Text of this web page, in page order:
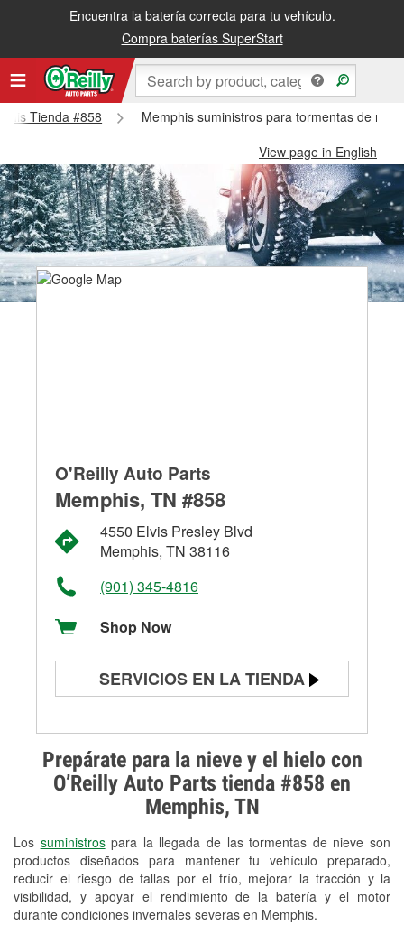
Encuentra la batería correcta para tu vehículo.
Compra baterías SuperStart
Tienda #858
Memphis suministros para tormentas de
View page in English
Prepárate para la nieve y el hielo con
O’Reilly Auto Parts tienda #858 en
Memphis, TN
Los suministrospara la llegada de las tormentas de nieve son
productos diseñados para mantener tu vehículo preparado,
reducir el riesgo de fallas por el frío, mejorar la tracción y la
visibilidad, y apoyar el rendimiento de la batería y el motor
durante condiciones invernales severas en Memphis.
O'Reilly Auto Parts
Memphis, TN #858
4550 Elvis Presley Blvd
Memphis, TN 38116
(901) 345-4816
Shop Now
SERVICIOS EN LA TIENDA
Prueba de alternadores y
arrancadores
Revisión de la luz "Check Engine"
Reciclaje de baterías y aceite
Instalación de bombillas de faros
Instalación de limpiaparabrisas